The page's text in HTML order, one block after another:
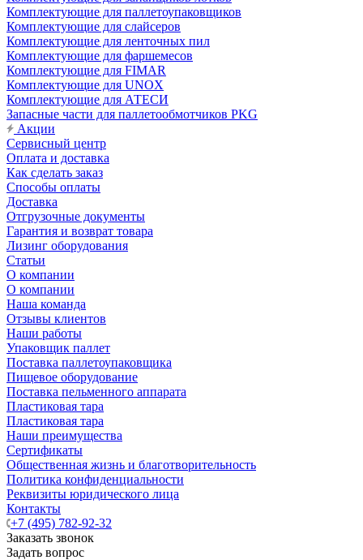
Комплектующие для паллетоупаковщиков
Комплектующие для слайсеров
Комплектующие для ленточных пил
Комплектующие для фаршемесов
Комплектующие для FIMAR
Комплектующие для UNOX
Комплектующие для АТЕСИ
Запасные части для паллетообмотчиков PKG
Акции
Сервисный центр
Оплата и доставка
Как сделать заказ
Способы оплаты
Доставка
Отгрузочные документы
Гарантия и возврат товара
Лизинг оборудования
Статьи
О компании
О компании
Наша команда
Отзывы клиентов
Наши работы
Упаковщик паллет
Поставка паллетоупаковщика
Пищевое оборудование
Поставка пельменного аппарата
Пластиковая тара
Пластиковая тара
Наши преимущества
Сертификаты
Общественная жизнь и благотворительность
Политика конфиденциальности
Реквизиты юридического лица
Контакты
+7 (495) 782-92-32
Заказать звонок
Задать вопрос